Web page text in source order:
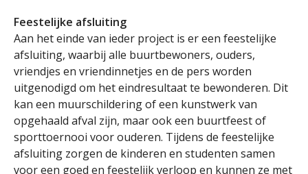
Feestelijke afsluiting
Aan het einde van ieder project is er een feestelijke
afsluiting, waarbij alle buurtbewoners, ouders,
vriendjes en vriendinnetjes en de pers worden
uitgenodigd om het eindresultaat te bewonderen. Dit
kan een muurschildering of een kunstwerk van
opgehaald afval zijn, maar ook een buurtfeest of
sporttoernooi voor ouderen. Tijdens de feestelijke
afsluiting zorgen de kinderen en studenten samen
voor een goed en feestelijk verloop en kunnen ze met